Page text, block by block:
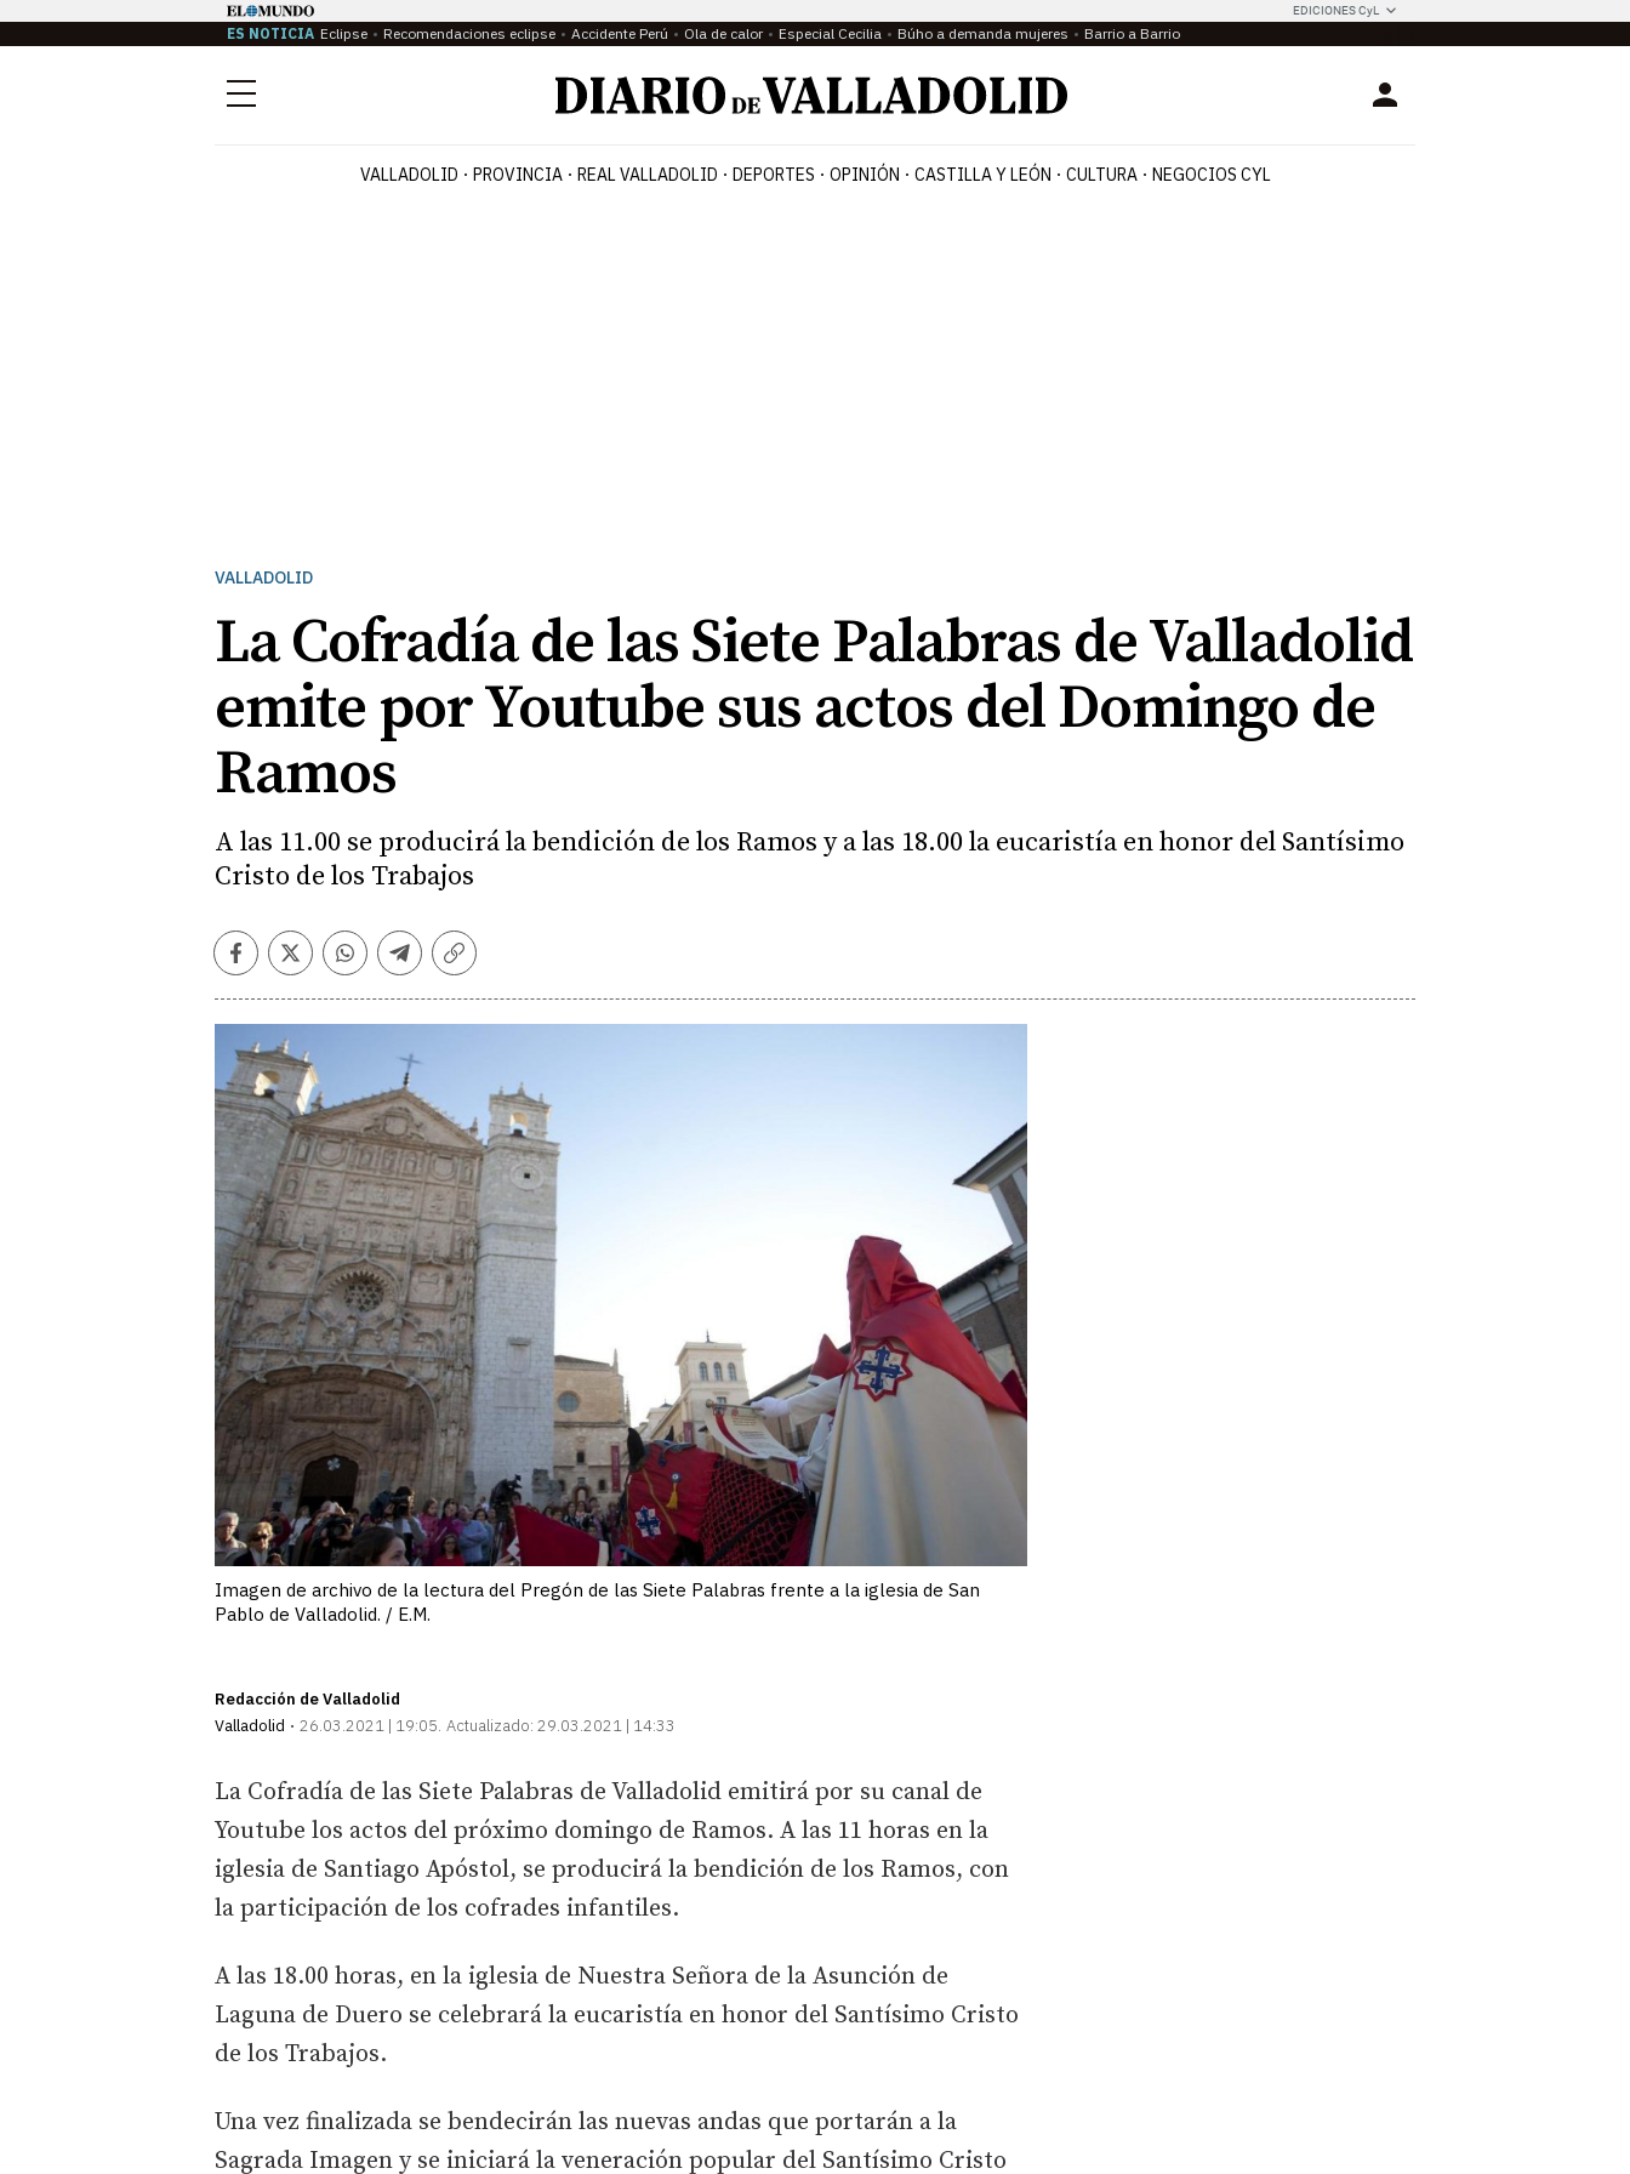
EDICIONES CyL
ES NOTICIA Eclipse Recomendaciones eclipse Accidente Perú Ola de calor Especial Cecilia Búho a demanda mujeres Barrio a Barrio
Menú Login
VALLADOLID PROVINCIA REAL VALLADOLID DEPORTES OPINIÓN CASTILLA Y LEÓN CULTURA NEGOCIOS CYL
VALLADOLID
La Cofradía de las Siete Palabras de Valladolid
emite por Youtube sus actos del Domingo de
Ramos
A las 11.00 se producirá la bendición de los Ramos y a las 18.00 la eucaristía en honor del Santísimo
Cristo de los Trabajos
Facebook
TwitterWhatsapp
Telegram
Copiar
Imagen de archivo de la lectura del Pregón de las Siete Palabras frente a la iglesia de San
Pablo de Valladolid. / E.M.
Redacción de Valladolid
Valladolid
26.03.2021 | 19:05 Actualizado: 29.03.2021 | 14:33
La Cofradía de las Siete Palabras de Valladolid emitirá por su canal de
Youtube los actos del próximo domingo de Ramos. A las 11 horas en la
iglesia de Santiago Apóstol, se producirá la bendición de los Ramos, con
la participación de los cofrades infantiles.
A las 18.00 horas, en la iglesia de Nuestra Señora de la Asunción de
Laguna de Duero se celebrará la eucaristía en honor del Santísimo Cristo
de los Trabajos.
Una vez finalizada se bendecirán las nuevas andas que portarán a la
Sagrada Imagen y se iniciará la veneración popular del Santísimo Cristo